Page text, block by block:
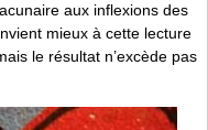
aux inflexions des
mieux à cette lecture
le résultat n’excède pas